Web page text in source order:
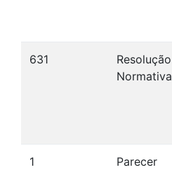
631
Resolução
Normativa
1 Parecer